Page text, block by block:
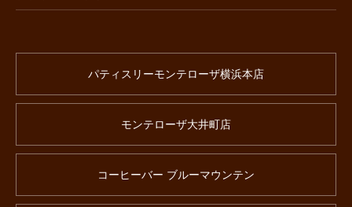
パティスリーモンテローザ横浜本店
モンテローザ大井町店
コーヒーバー ブルーマウンテン